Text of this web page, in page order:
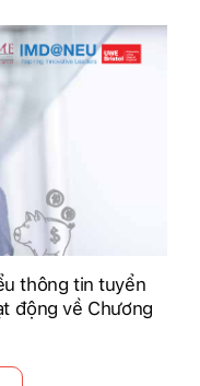
thông tin tuyển
động về Chương